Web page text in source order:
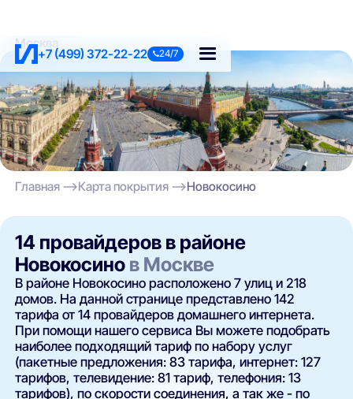
+7 (499) 372-22-22 24/7
Москва
Главная Карта покрытия Новокосино
14 провайдеров в районе
Новокосино в Москве
В районе Новокосино расположено 7 улиц и 218
домов. На данной странице представлено 142
тарифа от 14 провайдеров домашнего интернета.
При помощи нашего сервиса Вы можете подобрать
наиболее подходящий тариф по набору услуг
(пакетные предложения: 83 тарифа, интернет: 127
тарифов, телевидение: 81 тариф, телефония: 13
тарифов), по скорости соединения, а так же - по